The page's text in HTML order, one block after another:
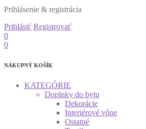
Prihlásenie & registrácia
Prihlásiť Registrovať
0
0
NÁKUPNÝ KOŠÍK
KATEGÓRIE
Doplnky do bytu
Dekorácie
Interiérové vône
Ostatné